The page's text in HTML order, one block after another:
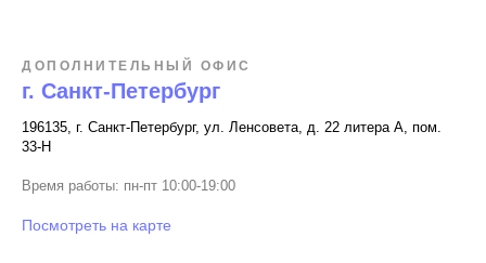
ДОПОЛНИТЕЛЬНЫЙ ОФИС
г. Санкт-Петербург
196135, г. Санкт-Петербург, ул. Ленсовета, д. 22 литера А, пом.
33-Н
Время работы: пн-пт 10:00-19:00
Посмотреть на карте